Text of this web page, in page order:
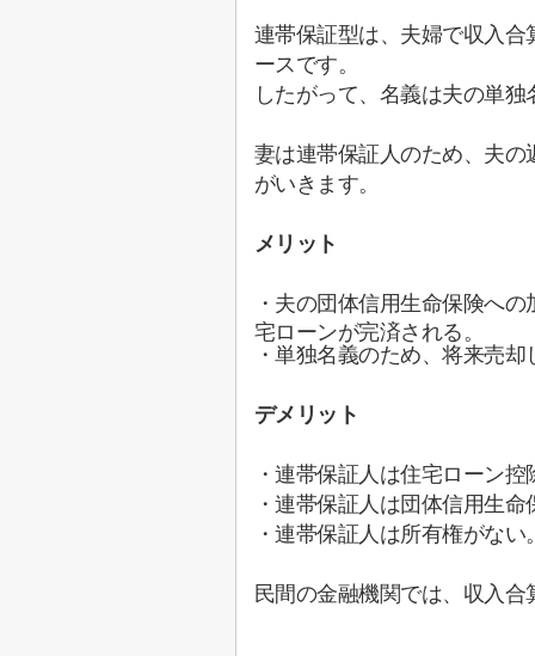
連帯保証型は、夫婦で収入
ースです。
したがって、名義は夫の単独
妻は連帯保証人のため、夫
がいきます。
メリット
・夫の団体信用生命保険へ
宅ローンが完済される。
・単独名義のため、将来売
デメリット
・連帯保証人は住宅ローン
・連帯保証人は団体信用生
・連帯保証人は所有権がない
民間の金融機関では、収入